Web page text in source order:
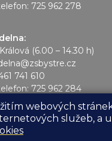
725 962 278
(6.00 – 14.30 h)
741 610
725 962 284
webových
služeb,